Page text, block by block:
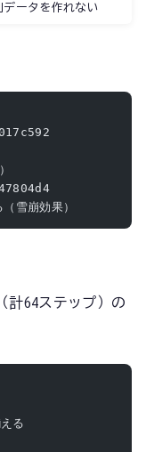
ータを作れない
雪崩効果）
計64ステップ）の
る